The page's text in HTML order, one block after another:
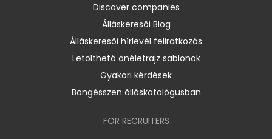
Discover companies
Álláskeresői Blog
Álláskeresői hírlevél feliratkozás
Letölthető önéletrajz sablonok
Gyakori kérdések
Böngésszen álláskatalógusban
FOR RECRUITERS